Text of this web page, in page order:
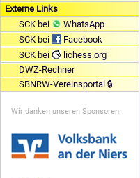
Externe Links
SCK bei
WhatsApp
SCK bei
Facebook
SCK bei
lichess.org
DWZ-Rechner
SBNRW-Vereinsportal 🔒
Wir danken unseren Sponsoren: